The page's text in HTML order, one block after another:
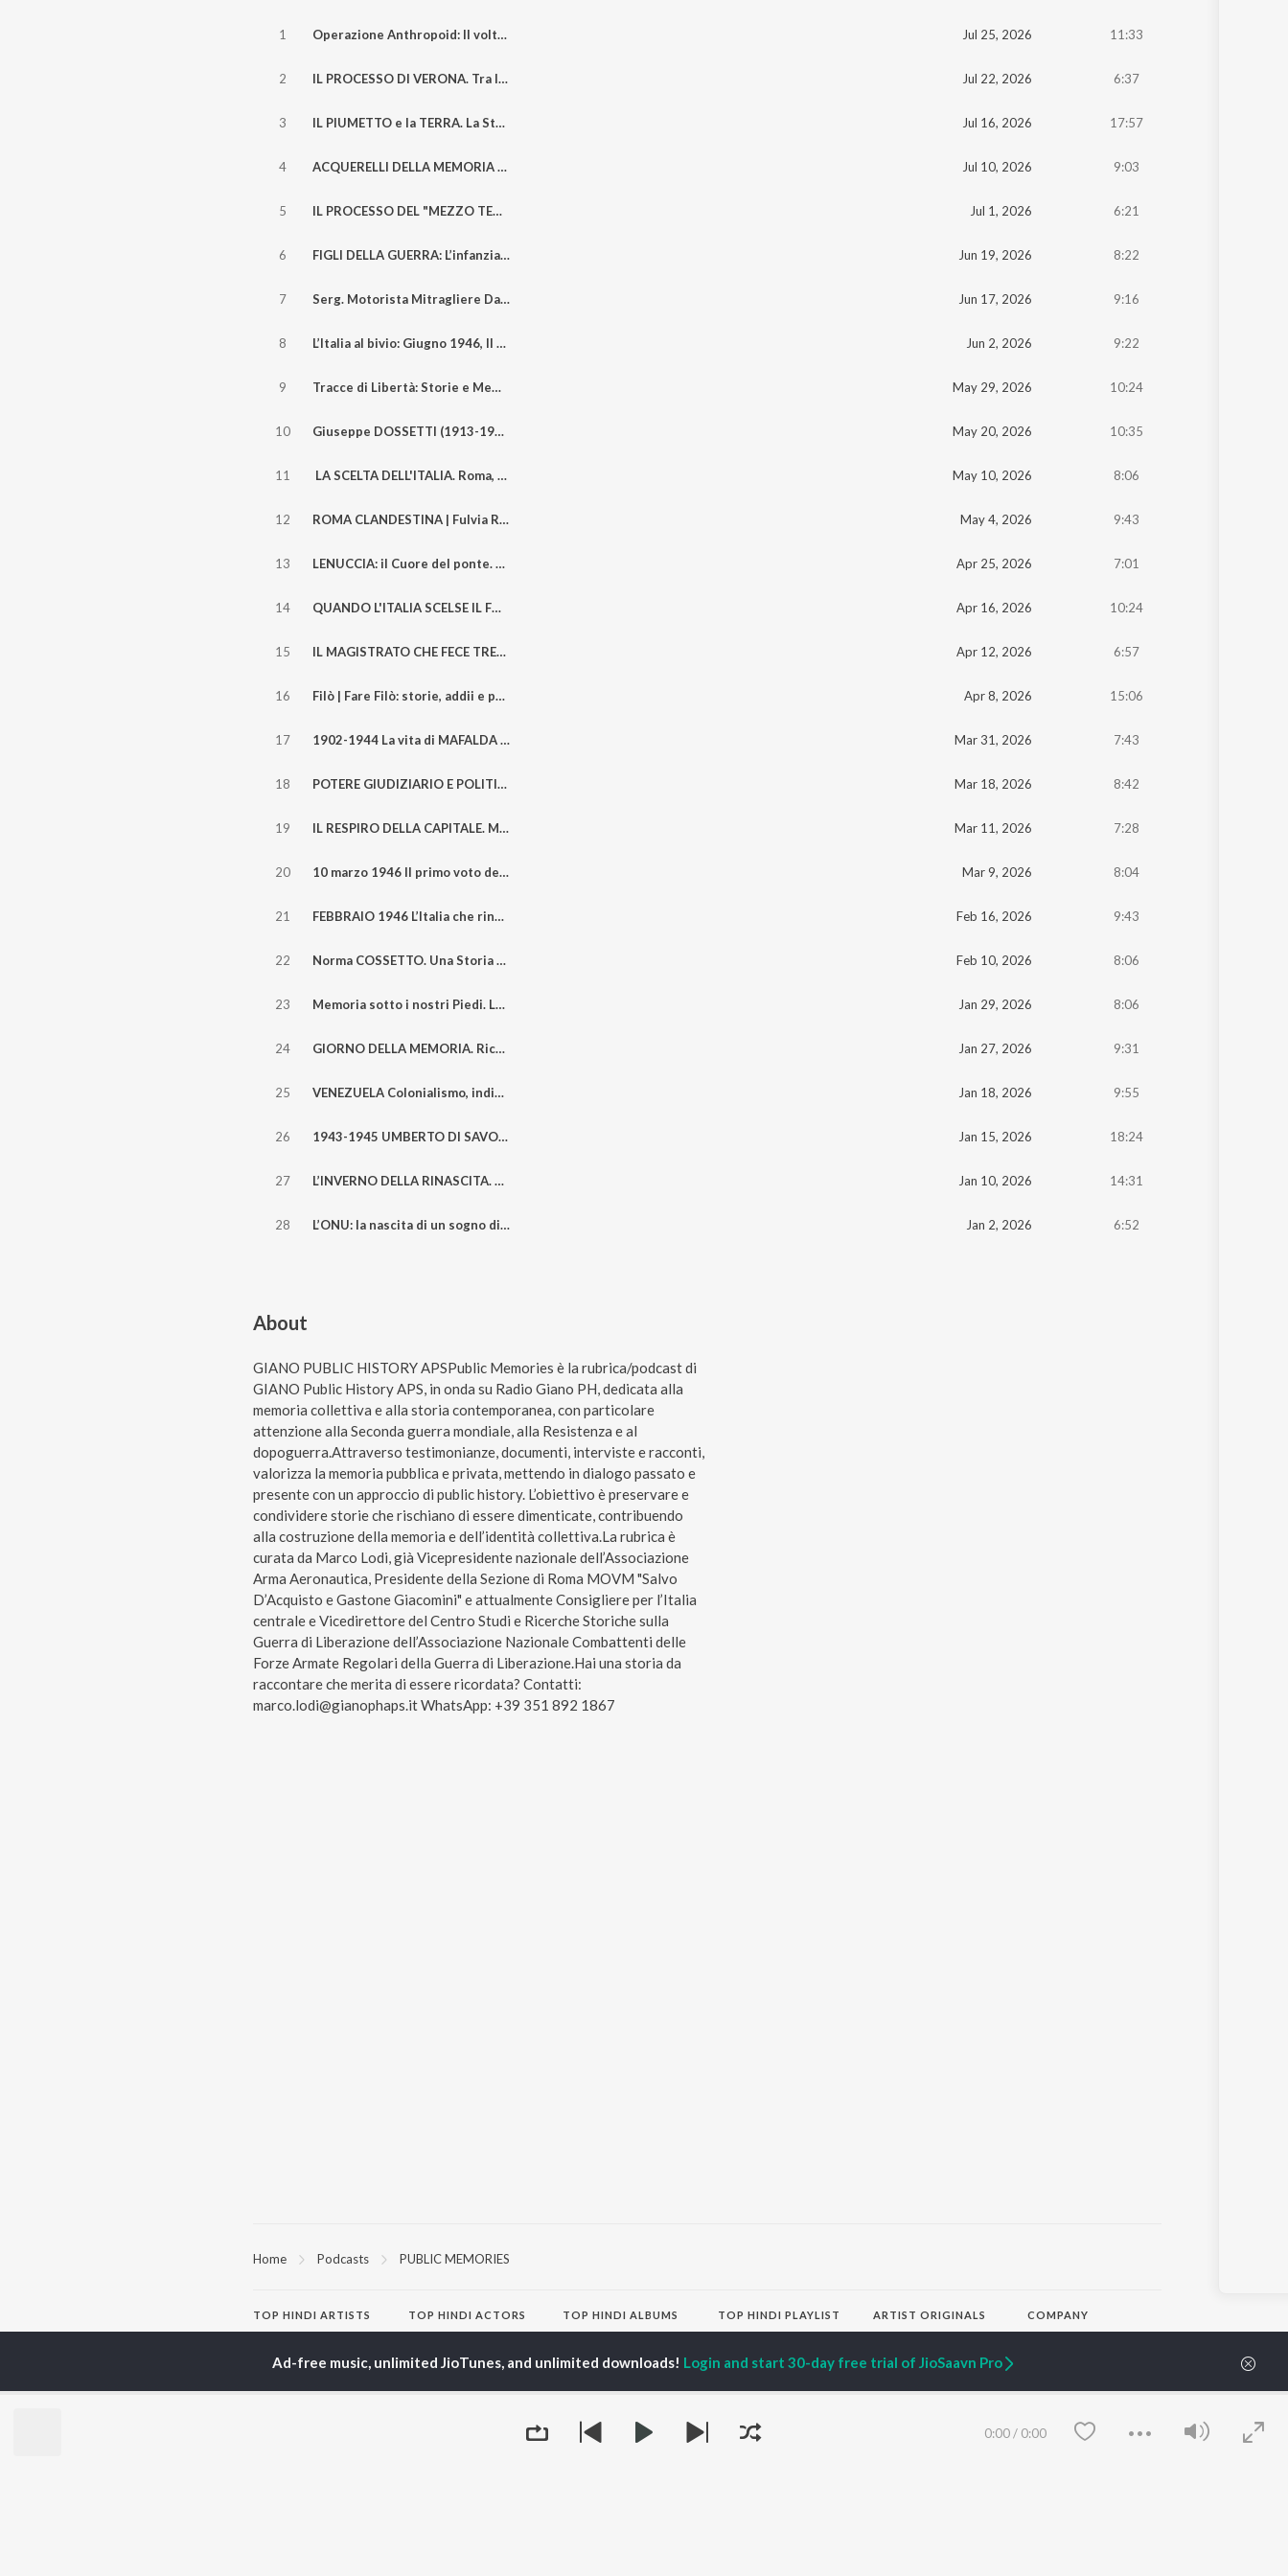
1 Operazione Anthropoid: Il volto della Resistenza europea Jul 25, 2026 11:33
2 IL PROCESSO DI VERONA. Tra le sentenze, la politica e il dramma umano del fascismo al tramonto Jul 22, 2026 6:37
3 IL PIUMETTO e la TERRA. La Storia della MOVM Luigi SBAIZ Jul 16, 2026 17:57
4 ACQUERELLI DELLA MEMORIA di Barbara De Miro D'Ajeta | Teresa Maria Rauzino e Marco Lodi Jul 10, 2026 9:03
5 IL PROCESSO DEL "MEZZO TERMINE". Libertà, Monarchia e Stampa nell'Italia liberale | Raffaele De Cesare (E. Lilli, R. Livolsi, M. Lodi) Jul 1, 2026 6:21
6 FIGLI DELLA GUERRA: L’infanzia Perduta Dell’italia Del Dopoguerra Jun 19, 2026 8:22
7 Serg. Motorista Mitragliere Dalmazio BIRAGO | Lo ricordano Elizabeth Lilli e Marco Lodi Jun 17, 2026 9:16
8 L’Italia al bivio: Giugno 1946, Il voto che cambiò la storia dell’Italia Jun 2, 2026 9:22
9 Tracce di Libertà: Storie e Memorie Democratiche. Certe assenze parlano più delle presenze May 29, 2026 10:24
10 Giuseppe DOSSETTI (1913-1996). La Coscienza e la Repubblica May 20, 2026 10:35
11 LA SCELTA DELL'ITALIA. Roma, Maggio 1946. May 10, 2026 8:06
12 ROMA CLANDESTINA | Fulvia Ripa di Meana (Flaminia Sabatello e Marco Lodi) May 4, 2026 9:43
13 LENUCCIA: il Cuore del ponte. Dalle barricate di Napoli al S.O.E.: la Resistenza di Maddalena Cerasuolo tra Storia documentata e Memoria Apr 25, 2026 7:01
14 QUANDO L'ITALIA SCELSE IL FUTURO. Aprile 1946 Apr 16, 2026 10:24
15 IL MAGISTRATO CHE FECE TREMARE IL DUCE | Mauro Del Giudice | Teresa Maria Rauzino e Marco Lodi Apr 12, 2026 6:57
16 Filò | Fare Filò: storie, addii e provincia incandescente | Pierfrancesco Trocchi e Marco Lodi Apr 8, 2026 15:06
17 1902-1944 La vita di MAFALDA DI SAVOIA Una principessa tra monarchia, fascismo e nazismo Mar 31, 2026 7:43
18 POTERE GIUDIZIARIO E POLITICA. Mauro DEL GIUDICE: il coraggio delle Riforme Mar 18, 2026 8:42
19 IL RESPIRO DELLA CAPITALE. Marzo 1946: la vita quotidiana, le paure e le speranze del dopoguerra Mar 11, 2026 7:28
20 10 marzo 1946 Il primo voto delle donne italiane. Memoria, diritti e partecipazione nella costruzione della Repubblica. Mar 9, 2026 8:04
21 FEBBRAIO 1946 L’Italia che rinasce Il laboratorio politico dell’Italia del ‘46 Feb 16, 2026 9:43
22 Norma COSSETTO. Una Storia del Confine Orientale Feb 10, 2026 8:06
23 Memoria sotto i nostri Piedi. Leonetto PALLINI (1916-1945) Jan 29, 2026 8:06
24 GIORNO DELLA MEMORIA. Ricordare il Passato per Difendere la Dignità Umana Jan 27, 2026 9:31
25 VENEZUELA Colonialismo, indipendenza, petrolio e crisi democratica Jan 18, 2026 9:55
26 1943-1945 UMBERTO DI SAVOIA nella Guerra di Liberazione. In memoria del Gen. Enrico Boscardi Jan 15, 2026 18:24
27 L’INVERNO DELLA RINASCITA. Gennaio 1946 tra ricostruzione materiale e rinnovamento istituzionale Jan 10, 2026 14:31
28 L’ONU: la nascita di un sogno di pace Jan 2, 2026 6:52
About
GIANO PUBLIC HISTORY APSPublic Memories è la rubrica/podcast di
GIANO Public History APS, in onda su Radio Giano PH, dedicata alla
memoria collettiva e alla storia contemporanea, con particolare
attenzione alla Seconda guerra mondiale, alla Resistenza e al
dopoguerra.Attraverso testimonianze, documenti, interviste e racconti,
valorizza la memoria pubblica e privata, mettendo in dialogo passato e
presente con un approccio di public history. L’obiettivo è preservare e
condividere storie che rischiano di essere dimenticate, contribuendo
alla costruzione della memoria e dell’identità collettiva.La rubrica è
curata da Marco Lodi, già Vicepresidente nazionale dell’Associazione
Arma Aeronautica, Presidente della Sezione di Roma MOVM "Salvo
D’Acquisto e Gastone Giacomini" e attualmente Consigliere per l’Italia
centrale e Vicedirettore del Centro Studi e Ricerche Storiche sulla
Guerra di Liberazione dell’Associazione Nazionale Combattenti delle
Forze Armate Regolari della Guerra di Liberazione.Hai una storia da
raccontare che merita di essere ricordata? Contatti:
marco.lodi@gianophaps.it WhatsApp: +39 351 892 1867
Home Podcasts PUBLIC MEMORIES
TOP HINDI ARTISTS
Kishore Kumar
Pritam
TOP HINDI ACTORS
Anupam Kher
Dharmendra
TOP HINDI ALBUMS
Bhediya
Bhoot - Part One: The
Yaarana
Bepanah Pyaar
TOP HINDI PLAYLIST
Hindi 2000s
90s Romance - Hindi
Chartbusters 2026 -
Best Of 90s - Hindi
Old Hindi Hits
ARTIST ORIGINALS
Raghav - Sufi
Siri - My Jam
COMPANY
Jobs
Advertise
Privacy
Tap to Play 0:00/ 0:00
Ad-free music, unlimited JioTunes, and unlimited downloads! Login and start 30-day free trial of JioSaavn Pro